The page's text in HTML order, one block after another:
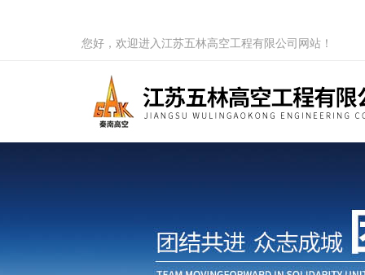
您好，欢迎进入江苏五林高空工程有限公司网站！